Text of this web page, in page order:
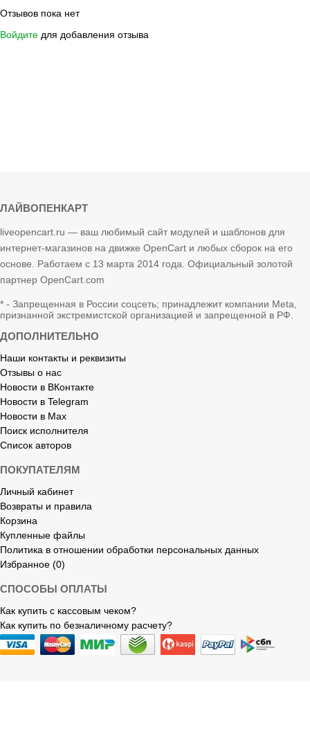
Отзывов пока нет
Войдите для добавления отзыва
ЛАЙВОПЕНКАРТ
liveopencart.ru — ваш любимый сайт модулей и шаблонов для
интернет-магазинов на движке OpenCart и любых сборок на его
основе. Работаем с 13 марта 2014 года. Официальный золотой
партнер OpenCart.com
* - Запрещенная в России соцсеть; принадлежит компании Meta,
признанной экстремистской организацией и запрещенной в РФ.
ДОПОЛНИТЕЛЬНО
Наши контакты и реквизиты
Отзывы о нас
Новости в ВКонтакте
Новости в Telegram
Новости в Max
Поиск исполнителя
Список авторов
ПОКУПАТЕЛЯМ
Личный кабинет
Возвраты и правила
Корзина
Купленные файлы
Политика в отношении обработки персональных данных
Избранное (0)
СПОСОБЫ ОПЛАТЫ
Как купить с кассовым чеком?
Как купить по безналичному расчету?